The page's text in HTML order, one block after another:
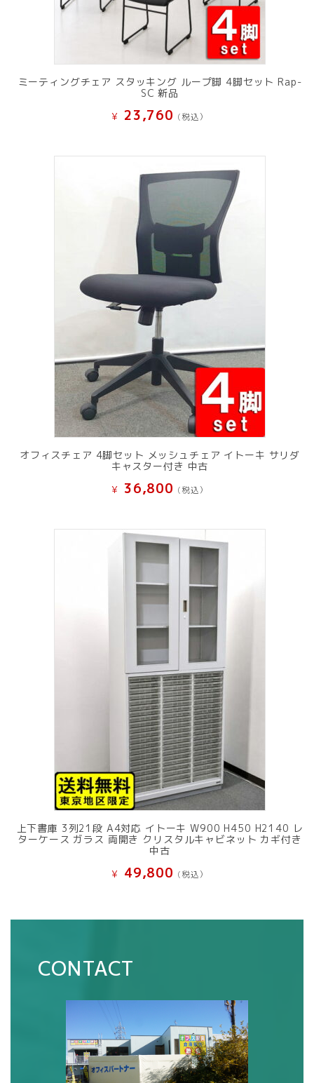
ミーティングチェア スタッキング ループ脚 4脚セット Rap-
SC 新品
¥ 23,760 (税込）
オフィスチェア 4脚セット メッシュチェア イトーキ サリダ
キャスター付き 中古
¥ 36,800 (税込）
上下書庫 3列21段 A4対応 イトーキ W900 H450 H2140 レ
ターケース ガラス 両開き クリスタルキャビネット カギ付き
中古
¥ 49,800 (税込）
CONTACT